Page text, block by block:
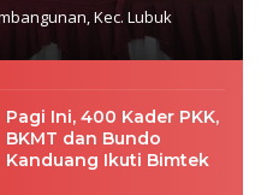
,Kec. Lubuk
Pagi Ini, 400 Kader PKK,
BKMT dan Bundo
Kanduang Ikuti Bimtek